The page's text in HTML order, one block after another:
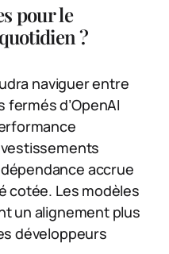
pour le
?
naviguer entre
d’OpenAI
accrue
cotée. Les modèles
un alignement plus
développeurs